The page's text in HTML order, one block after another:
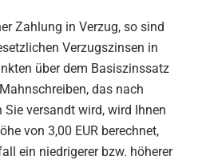
Zahlung in Verzug, so sind
Verzugszinsen in
über dem Basiszinssatz
das nach
Sie versandt wird, wird Ihnen
von 3,00 EUR berechnet,
ein niedrigerer bzw. höherer